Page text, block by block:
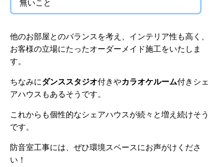
無いこと
他のお部屋とのバランスを考え、インテリア性も高く、
お客様の立場にたったオーダーメイド施工をいたしま
す。
ちなみにダンススタジオ付きやカラオケルーム付きシェ
アハウスもあるそうです。
これからも個性的なシェアハウスが続々と増え続けそう
です。
防音室工事には、ぜひ環境スペースにお声がけくださ
い！